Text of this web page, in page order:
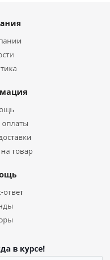
оплаты
товар
ответ
в курсе!